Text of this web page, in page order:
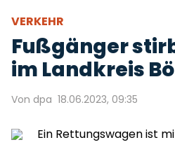
VERKEHR
Fußgänger
im Landkreis
Von dpa 18.06.2023, 09:35